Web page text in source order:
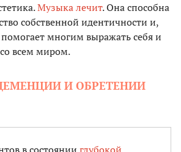
Музыка лечит. Она способна
собственной идентичности и,
многим выражать себя и
со всем миром.
И ОБРЕТЕНИИ